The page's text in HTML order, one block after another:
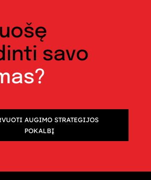
savo
AUGIMO STRATEGIJOS
POKALBĮ